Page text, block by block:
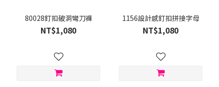
80028釘扣破洞彎刀褲
NT$1,080
1156設計感釘扣拼接字母
NT$1,080